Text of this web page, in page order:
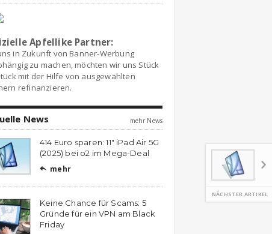
NÄCHSTER ARTIKEL
Apfellike Partner:
in Zukunft von Banner-Werbung
zu machen, möchten wir uns Stück
mit der Hilfe von ausgewählten
refinanzieren.
News mehr News
414 Euro sparen: 11″ iPad Air 5G
(2025) bei o2 im Mega-Deal
 mehr
Keine Chance für Scams: 5
Gründe für ein VPN am Black
Friday